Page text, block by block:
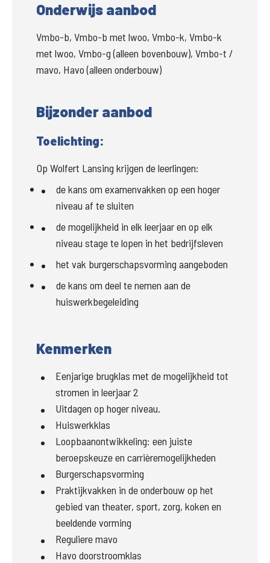
Onderwijs aanbod
Vmbo-b, Vmbo-b met lwoo, Vmbo-k, Vmbo-k
met lwoo, Vmbo-g (alleen bovenbouw), Vmbo-t /
mavo, Havo (alleen onderbouw)
Bijzonder aanbod
Toelichting:
Op Wolfert Lansing krijgen de leerlingen:
de kans om examenvakken op een hoger
niveau af te sluiten
de mogelijkheid in elk leerjaar en op elk
niveau stage te lopen in het bedrijfsleven
het vak burgerschapsvorming aangeboden
de kans om deel te nemen aan de
huiswerkbegeleiding
Kenmerken
Eenjarige brugklas met de mogelijkheid tot
stromen in leerjaar 2
Uitdagen op hoger niveau.
Huiswerkklas
Loopbaanontwikkeling: een juiste
beroepskeuze en carrièremogelijkheden
Burgerschapsvorming
Praktijkvakken in de onderbouw op het
gebied van theater, sport, zorg, koken en
beeldende vorming
Reguliere mavo
Havo doorstroomklas